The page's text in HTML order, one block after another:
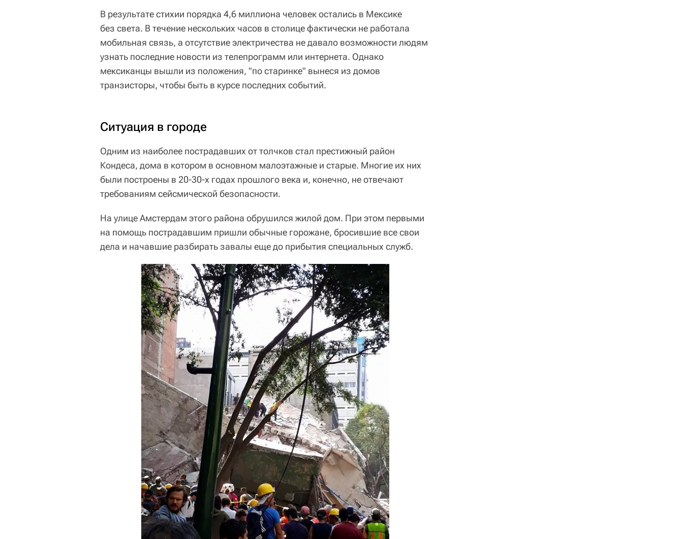
В результате стихии порядка 4,6 миллиона человек остались в Мексике
без света. В течение нескольких часов в столице фактически не работала
мобильная связь, а отсутствие электричества не давало возможности людям
узнать последние новости из телепрограмм или интернета. Однако
мексиканцы вышли из положения, "по старинке" вынеся из домов
транзисторы, чтобы быть в курсе последних событий.
Ситуация в городе
Одним из наиболее пострадавших от толчков стал престижный район
Кондеса, дома в котором в основном малоэтажные и старые. Многие их них
были построены в 20-30-х годах прошлого века и, конечно, не отвечают
требованиям сейсмической безопасности.
На улице Амстердам этого района обрушился жилой дом. При этом первыми
на помощь пострадавшим пришли обычные горожане, бросившие все свои
дела и начавшие разбирать завалы еще до прибытия специальных служб.